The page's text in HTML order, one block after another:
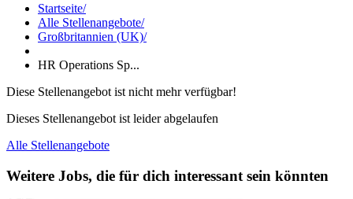
Startseite/
Alle Stellenangebote/
Großbritannien (UK)/
HR Operations Sp...
Diese Stellenangebot ist nicht mehr verfügbar!
Dieses Stellenangebot ist leider abgelaufen
Alle Stellenangebote
Weitere Jobs, die für dich interessant sein könnten